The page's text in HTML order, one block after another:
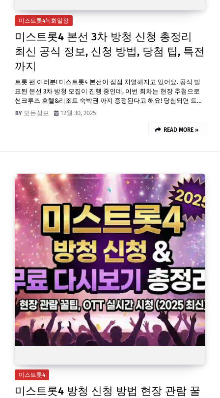
미스트롯4녹화일정
미스트롯4 본선 3차 방청 신청 총정리
최신 공식 정보, 신청 방법, 당첨 팁, 특전
까지
트롯 팬 여러분! 미스트롯4 본선이 점점 치열해지고 있어요. 공식 발
표된 본선 3차 방청 모집이 진행 중인데, 이번 회차는 현장 추첨으로
썬크루즈 호텔&리조트 숙박권 까지 증정된다고 해요! 당첨되면 트…
모든정보
12월 30, 2025
READ MORE »
미스트롯4
미스트롯4 방청 신청 방법 현장 관람 꿀